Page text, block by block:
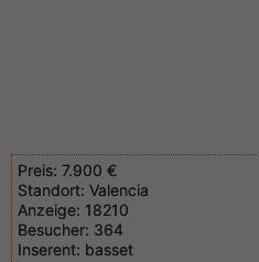
Preis: 7.900 €
Standort: Valencia
Anzeige: 18210
Besucher: 364
Inserent: basset